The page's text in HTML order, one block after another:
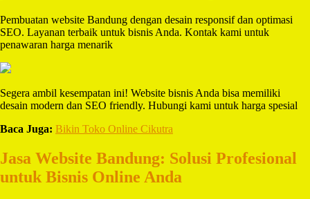
Pembuatan website Bandung dengan desain responsif dan optimasi
SEO. Layanan terbaik untuk bisnis Anda. Kontak kami untuk
penawaran harga menarik
Segera ambil kesempatan ini! Website bisnis Anda bisa memiliki
desain modern dan SEO friendly. Hubungi kami untuk harga spesial
Baca Juga: Bikin Toko Online Cikutra
Jasa Website Bandung: Solusi Profesional
untuk Bisnis Online Anda